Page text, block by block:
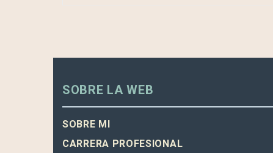
SOBRE LA WEB
SOBRE MI
CARRERA PROFESIONAL